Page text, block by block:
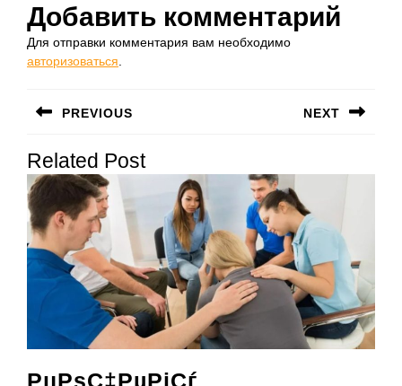
Добавить комментарий
Для отправки комментария вам необходимо
авторизоваться
по
записям
PREVIOUS
запись:
NEXT
Related Post
РџРѕС‡РµРјСѓ